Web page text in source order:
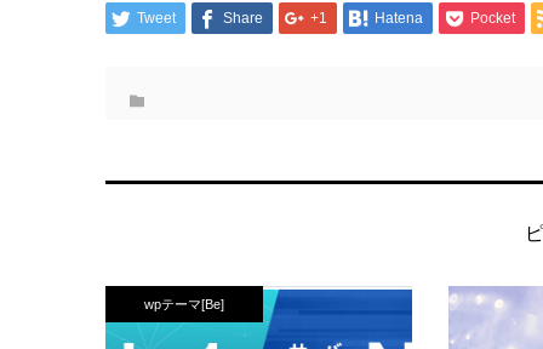
Tweet Share +1 Hatena Pocket
wpテーマ[Be]